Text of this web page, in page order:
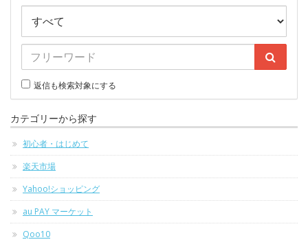
返信も検索対象にする
カテゴリーから探す
初心者・はじめて
楽天市場
Yahoo!ショッピング
au PAY マーケット
Qoo10